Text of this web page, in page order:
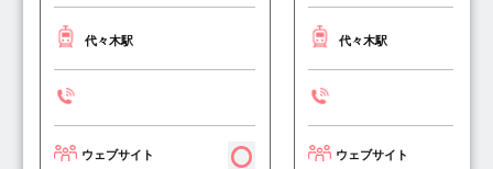
代々木駅
ウェブサイト
代々木駅
ウェブサイト